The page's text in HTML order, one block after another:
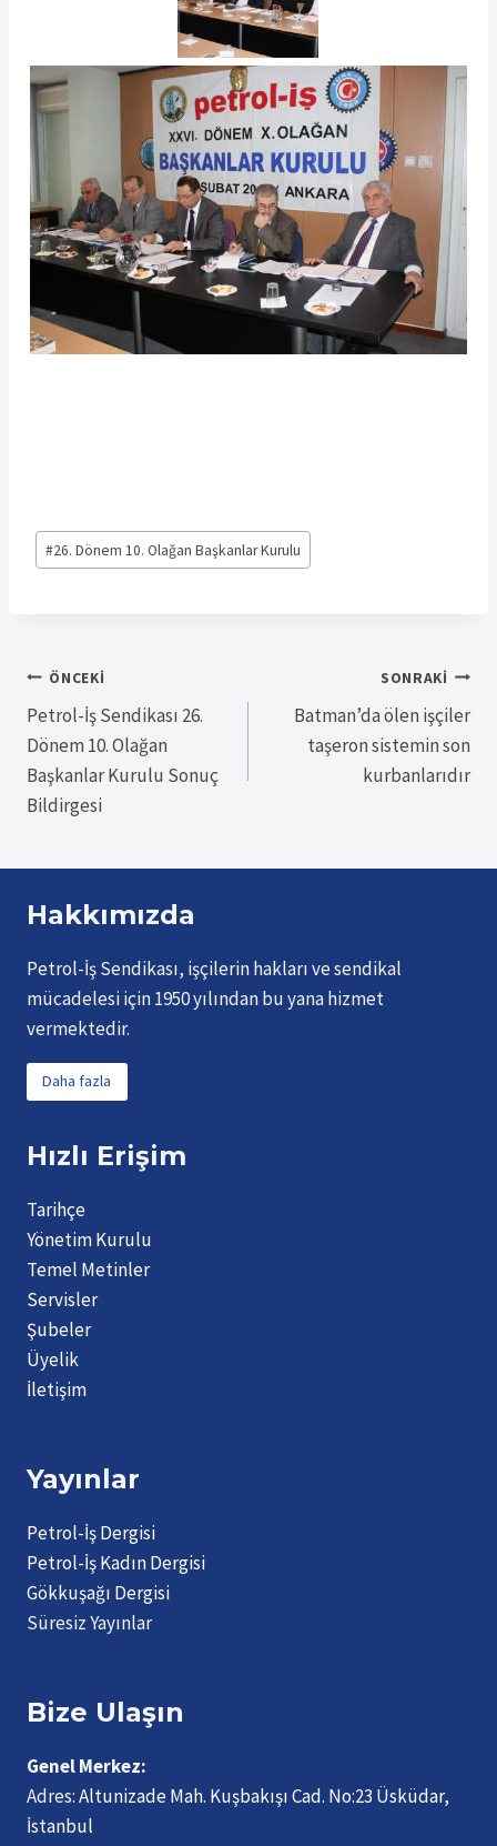
Post
Tags:
#26. Dönem 10. Olağan Başkanlar Kurulu
Yazı
gezinmesi
ÖNCEKI
Petrol-İş Sendikası 26.
Dönem 10. Olağan
Başkanlar Kurulu Sonuç
Bildirgesi
SONRAKI
Batman’da ölen işçiler
taşeron sistemin son
kurbanlarıdır
Hakkımızda
Petrol-İş Sendikası, işçilerin hakları ve sendikal
mücadelesi için 1950 yılından bu yana hizmet
vermektedir.
Daha fazla
Hızlı Erişim
Tarihçe
Yönetim Kurulu
Temel Metinler
Servisler
Şubeler
Üyelik
İletişim
Yayınlar
Petrol-İş Dergisi
Petrol-İş Kadın Dergisi
Gökkuşağı Dergisi
Süresiz Yayınlar
Bize Ulaşın
Genel Merkez:
Adres:Altunizade Mah. Kuşbakışı Cad. No:23 Üsküdar,
İstanbul